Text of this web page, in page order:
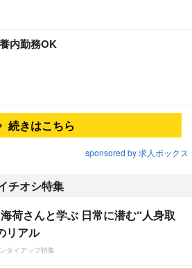
内勤務OK
続きはこちら
sponsored by 求人ボックス
チオシ特集
荷さんと学ぶ 日常に潜む“人身取
リアル
タイアップ特集